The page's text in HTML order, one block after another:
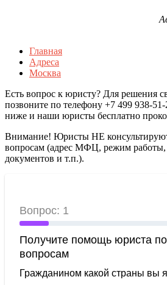
Главная
Адреса
Москва
Есть вопрос к юристу? Для решения
позвоните по телефону +7 499 938-
ниже и наши юристы бесплатно
Внимание! Юристы НЕ
вопросам (адрес МФЦ, режим работы,
документов и т.п.).